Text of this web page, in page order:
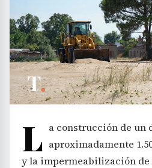
L a construcción de un
aproximadamente
y la impermeabilización de